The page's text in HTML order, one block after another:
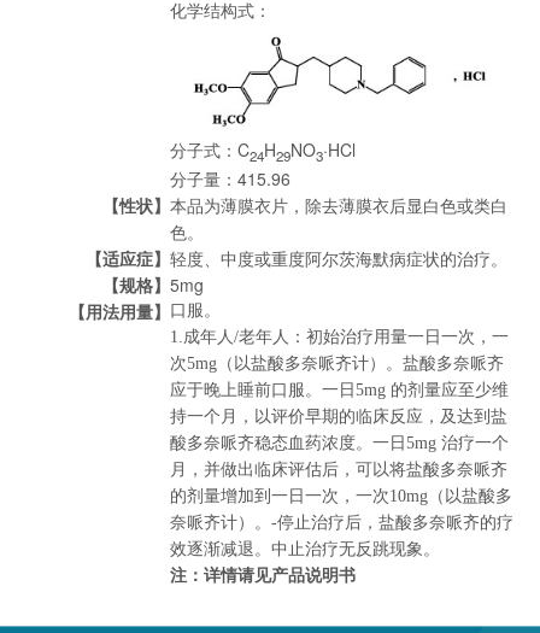
化学结构式：
分子式：C24H29NO3·HCl
分子量：415.96
【性状】 本品为薄膜衣片，除去薄膜衣后显白色或类白
色。
【适应症】 轻度、中度或重度阿尔茨海默病症状的治疗。
【规格】 5mg
【用法用量】
口服。
1.成年人/老年人：初始治疗用量一日一次，一
次5mg（以盐酸多奈哌齐计）。盐酸多奈哌齐
应于晚上睡前口服。一日5mg 的剂量应至少维
持一个月，以评价早期的临床反应，及达到盐
酸多奈哌齐稳态血药浓度。一日5mg 治疗一个
月，并做出临床评估后，可以将盐酸多奈哌齐
的剂量增加到一日一次，一次10mg（以盐酸多
奈哌齐计）。-停止治疗后，盐酸多奈哌齐的疗
效逐渐减退。中止治疗无反跳现象。
注：详情请见产品说明书